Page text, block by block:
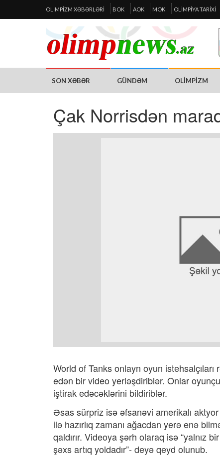
OLIMPIZM XƏBƏRLƏRI BOK AOK MOK OLIMPIYA TARIXI
SON XƏBƏR GÜNDƏM OLIMPIZM
Çak Norrisdən
World of Tanks onlayn oyun
edən bir video yerləşdiriblər. Onlar
iştirak edəcəklərini bildiriblər.
Əsas sürpriz isə əfsanəvi amerikalı
ilə hazırlıq zamanı ağacdan yerə enə
qaldırır. Videoya şərh olaraq isə “yalnız
şəxs artıq yoldadır”- deyə qeyd olunub.